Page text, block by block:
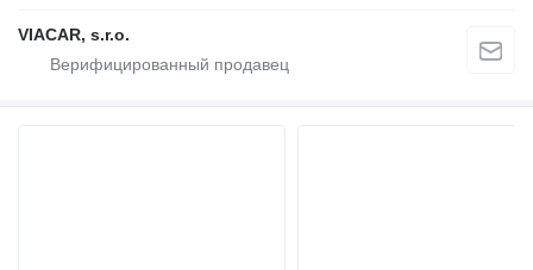
VIACAR, s.r.o.